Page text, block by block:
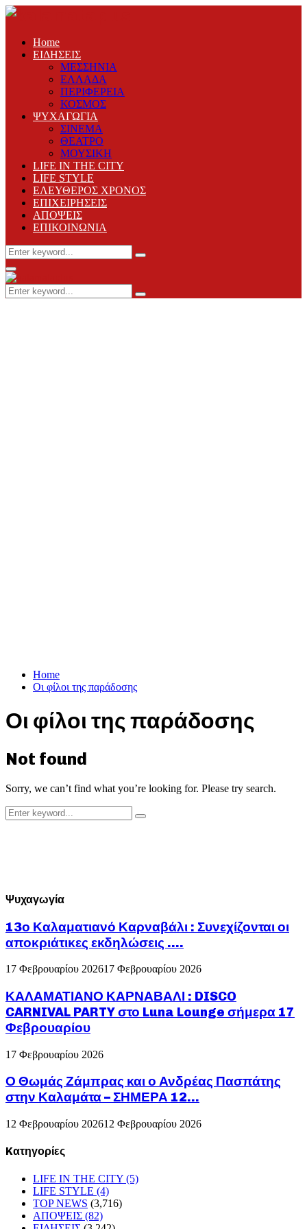
Home
ΕΙΔΗΣΕΙΣ
ΜΕΣΣΗΝΙΑ
ΕΛΛΑΔΑ
ΠΕΡΙΦΕΡΕΙΑ
ΚΟΣΜΟΣ
ΨΥΧΑΓΩΓΙΑ
ΣΙΝΕΜΑ
ΘΕΑΤΡΟ
ΜΟΥΣΙΚΗ
LIFE IN THE CITY
LIFE STYLE
ΕΛΕΥΘΕΡΟΣ ΧΡΟΝΟΣ
ΕΠΙΧΕΙΡΗΣΕΙΣ
ΑΠΟΨΕΙΣ
ΕΠΙΚΟΙΝΩΝΙΑ
Search
for:
Search
Primary
Menu
Search
for:
Search
Home
Οι φίλοι της παράδοσης
Οι φίλοι της παράδοσης
Not found
Sorry, we can’t find what you’re looking for. Please try search.
Search
for:
Search
Ψυχαγωγία
13ο Καλαματιανό Καρναβάλι : Συνεχίζονται οι
αποκριάτικες εκδηλώσεις ….
17 Φεβρουαρίου 202617 Φεβρουαρίου 2026
ΚΑΛΑΜΑΤΙΑΝΟ ΚΑΡΝΑΒΑΛΙ : DISCO
CARNIVAL PARTY στο Luna Lounge σήμερα 17
Φεβρουαρίου
17 Φεβρουαρίου 2026
Ο Θωμάς Ζάμπρας και ο Ανδρέας Πασπάτης
στην Καλαμάτα – ΣΗΜΕΡΑ 12...
12 Φεβρουαρίου 202612 Φεβρουαρίου 2026
Kατηγορίες
LIFE IN THE CITY (5)
LIFE STYLE (4)
TOP NEWS (3,716)
ΑΠΟΨΕΙΣ (82)